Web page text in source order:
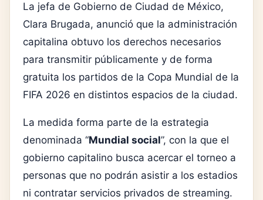
La jefa de Gobierno de Ciudad de México,
Clara Brugada, anunció que la administración
capitalina obtuvo los derechos necesarios
para transmitir públicamente y de forma
gratuita los partidos de la Copa Mundial de la
FIFA 2026 en distintos espacios de la ciudad.
La medida forma parte de la estrategia
denominada “Mundial social”, con la que el
gobierno capitalino busca acercar el torneo a
personas que no podrán asistir a los estadios
ni contratar servicios privados de streaming.